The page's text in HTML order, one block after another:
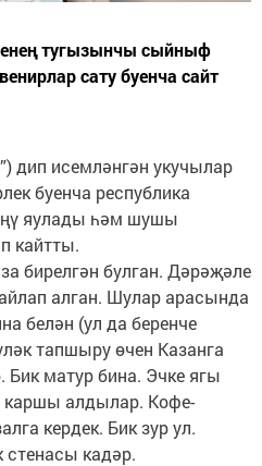
тугызынчы сыйныф
сату буенча сайт
дип исемләнгән укучылар
буенча республика
яулады һәм шушы
кайтты.
бирелгән булган. Дәрәҗәле
алган. Шулар арасында
белән (ул да беренче
тапшыру өчен Казанга
матур бина. Эчке ягы
алдылар. Кофе-
кердек. Бик зур ул.
стенасы кадәр.